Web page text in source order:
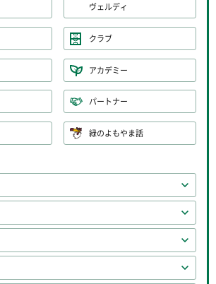
ヴェルディ
クラブ
アカデミー
パートナー
緑のよもやま話